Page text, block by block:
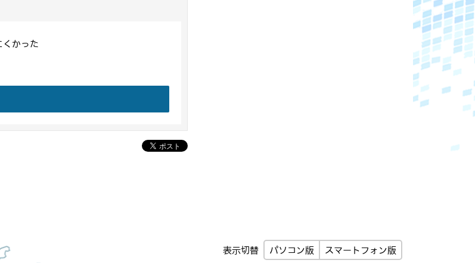
くかった
表示切替 パソコン版 スマートフォン版